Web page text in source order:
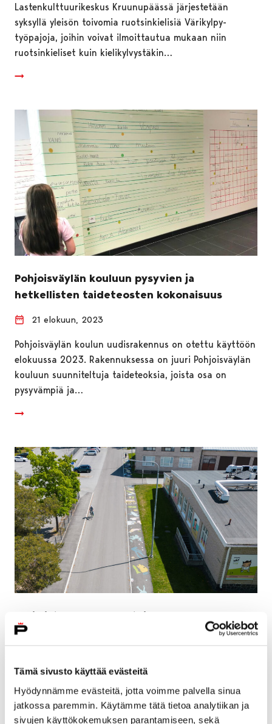
Tämä sivusto käyttää evästeitä
Hyödynnämme evästeitä, jotta voimme palvella sinua
jatkossa paremmin. Käytämme tätä tietoa analytiikan ja
sivujen käyttökokemuksen parantamiseen, sekä
Lastenkulttuurikeskus Kruunupäässä järjestetään
syksyllä yleisön toivomia ruotsinkielisiä Värikylpy-
työpajoja, joihin voivat ilmoittautua mukaan niin
ruotsinkieliset kuin kielikylvystäkin…
Pohjoisväylän kouluun pysyvien ja
hetkellisten taideteosten kokonaisuus
21 elokuun, 2023
Pohjoisväylän koulun uudisrakennus on otettu käyttöön
elokuussa 2023. Rakennuksessa on juuri Pohjoisväylän
kouluun suunniteltuja taideteoksia, joista osa on
pysyvämpiä ja…
Porilaistenkadulle syntyi
lastenkulttuurikeskuksen katumaalaus
aikana lastenkulttuurikeskuksen väreissä loistava
katumaalaus, jonka suunnitteluun osallistui 5b-